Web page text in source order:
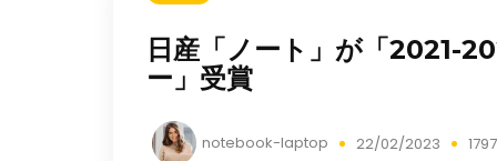
日産「ノート」が「2021-
ー」受賞
notebook-laptop 22/02/2023